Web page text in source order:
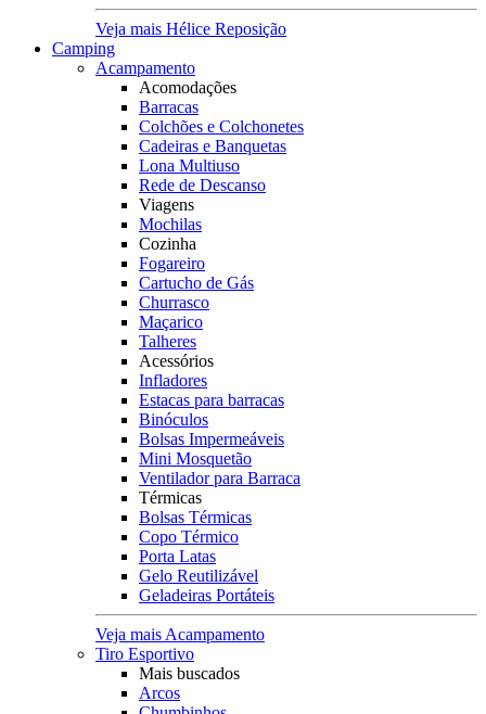
Veja mais Hélice Reposição
Camping
Acampamento
Acomodações
Barracas
Colchões e Colchonetes
Cadeiras e Banquetas
Lona Multiuso
Rede de Descanso
Viagens
Mochilas
Cozinha
Fogareiro
Cartucho de Gás
Churrasco
Maçarico
Talheres
Acessórios
Infladores
Estacas para barracas
Binóculos
Bolsas Impermeáveis
Mini Mosquetão
Ventilador para Barraca
Térmicas
Bolsas Térmicas
Copo Térmico
Porta Latas
Gelo Reutilizável
Geladeiras Portáteis
Veja mais Acampamento
Tiro Esportivo
Mais buscados
Arcos